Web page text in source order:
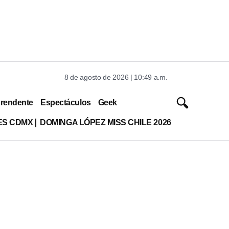
8 de agosto de 2026 | 10:49 a.m.
Espectáculos Geek
CDMX DOMINGA LÓPEZ MISS CHILE 2026